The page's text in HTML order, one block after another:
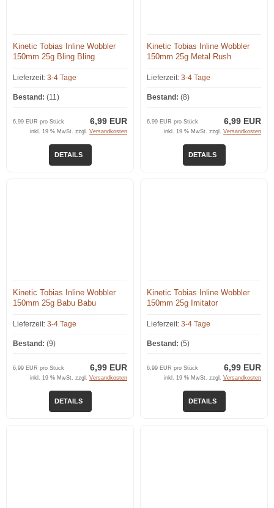
Kinetic Tobias Inline Wobbler
150mm 25g Bling Bling
Lieferzeit: 3-4 Tage
Bestand: (11)
6,99 EUR
6,99 EUR pro Stück
inkl. 19 % MwSt. zzgl. Versandkosten
DETAILS
Kinetic Tobias Inline Wobbler
150mm 25g Metal Rush
Lieferzeit: 3-4 Tage
Bestand: (8)
6,99 EUR
6,99 EUR pro Stück
inkl. 19 % MwSt. zzgl. Versandkosten
DETAILS
Kinetic Tobias Inline Wobbler
150mm 25g Babu Babu
Lieferzeit: 3-4 Tage
Bestand: (9)
6,99 EUR
6,99 EUR pro Stück
inkl. 19 % MwSt. zzgl. Versandkosten
DETAILS
Kinetic Tobias Inline Wobbler
150mm 25g Imitator
Lieferzeit: 3-4 Tage
Bestand: (5)
6,99 EUR
6,99 EUR pro Stück
inkl. 19 % MwSt. zzgl. Versandkosten
DETAILS